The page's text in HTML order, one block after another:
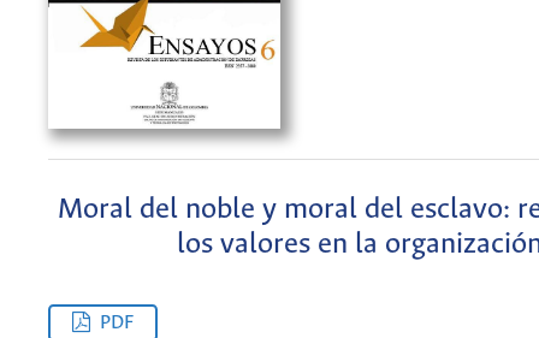
Moral del noble y moral del esclavo:
los valores en la
PDF